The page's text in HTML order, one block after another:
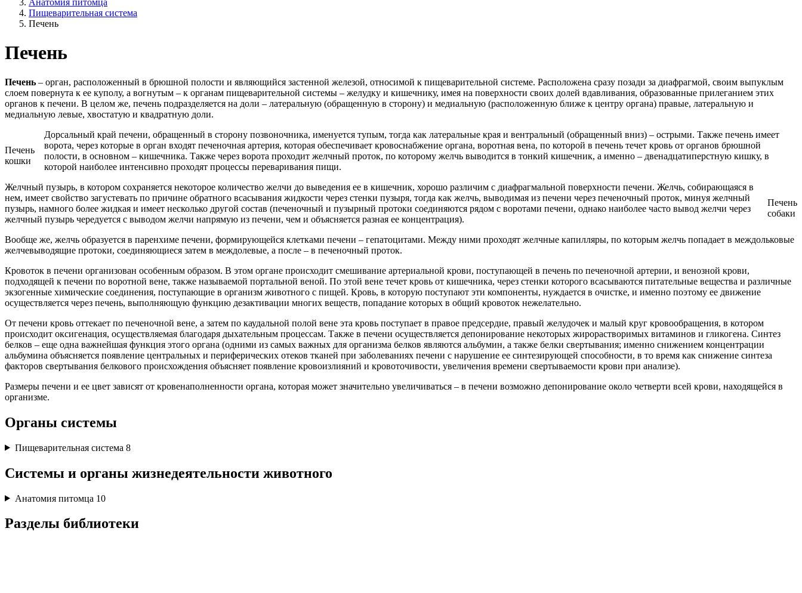
Анатомия питомца
Пищеварительная система
Печень
Печень
Печень – орган, расположенный в брюшной полости и являющийся застенной железой, относимой к пищеварительной системе. Расположена сразу позади за диафрагмой, своим выпуклым
слоем повернута к ее куполу, а вогнутым – к органам пищеварительной системы – желудку и кишечнику, имея на поверхности своих долей вдавливания, образованные прилеганием этих
органов к печени. В целом же, печень подразделяется на доли – латеральную (обращенную в сторону) и медиальную (расположенную ближе к центру органа) правые, латеральную и
медиальную левые, хвостатую и квадратную доли.
Печень
кошки
Дорсальный край печени, обращенный в сторону позвоночника, именуется тупым, тогда как латеральные края и вентральный (обращенный вниз) – острыми. Также печень имеет
ворота, через которые в орган входят печеночная артерия, которая обеспечивает кровоснабжение органа, воротная вена, по которой в печень течет кровь от органов брюшной
полости, в основном – кишечника. Также через ворота проходит желчный проток, по которому желчь выводится в тонкий кишечник, а именно – двенадцатиперстную кишку, в
которой наиболее интенсивно проходят процессы переваривания пищи.
Печень
собаки
Желчный пузырь, в котором сохраняется некоторое количество желчи до выведения ее в кишечник, хорошо различим с диафрагмальной поверхности печени. Желчь, собирающаяся в
нем, имеет свойство загустевать по причине обратного всасывания жидкости через стенки пузыря, тогда как желчь, выводимая из печени через печеночный проток, минуя желчный
пузырь, намного более жидкая и имеет несколько другой состав (печеночный и пузырный протоки соединяются рядом с воротами печени, однако наиболее часто вывод желчи через
желчный пузырь чередуется с выводом желчи напрямую из печени, чем и объясняется разная ее концентрация).
Вообще же, желчь образуется в паренхиме печени, формирующейся клетками печени – гепатоцитами. Между ними проходят желчные капилляры, по которым желчь попадает в междольковые
желчевыводящие протоки, соединяющиеся затем в междолевые, а после – в печеночный проток.
Кровоток в печени организован особенным образом. В этом органе происходит смешивание артериальной крови, поступающей в печень по печеночной артерии, и венозной крови,
подходящей к печени по воротной вене, также называемой портальной веной. По этой вене течет кровь от кишечника, через стенки которого всасываются питательные вещества и различные
экзогенные химические соединения, поступающие в организм животного с пищей. Кровь, в которую поступают эти компоненты, нуждается в очистке, и именно поэтому ее движение
осуществляется через печень, выполняющую функцию дезактивации многих веществ, попадание которых в общий кровоток нежелательно.
От печени кровь оттекает по печеночной вене, а затем по каудальной полой вене эта кровь поступает в правое предсердие, правый желудочек и малый круг кровообращения, в котором
происходит оксигенация, осуществляемая благодаря дыхательным процессам. Также в печени осуществляется депонирование некоторых жирорастворимых витаминов и гликогена. Синтез
белков – еще одна важнейшая функция этого органа (одними из самых важных для организма белков являются альбумин, а также белки свертывания; именно снижением концентрации
альбумина объясняется появление центральных и периферических отеков тканей при заболеваниях печени с нарушение ее синтезирующей способности, в то время как снижение синтеза
факторов свертывания белкового происхождения объясняет появление кровоизлияний и кровоточивости, увеличения времени свертываемости крови при анализе).
Размеры печени и ее цвет зависят от кровенаполненности органа, которая может значительно увеличиваться – в печени возможно депонирование около четверти всей крови, находящейся в
организме.
Органы системы
Пищеварительная система 8
Системы и органы жизнедеятельности животного
Анатомия питомца 10
Разделы библиотеки